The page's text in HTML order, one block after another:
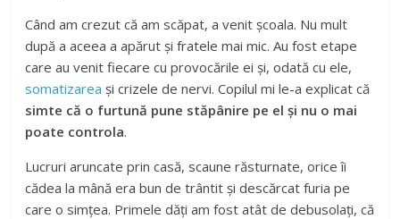
Când am crezut că am scăpat, a venit școala. Nu mult
după a aceea a apărut și fratele mai mic. Au fost etape
care au venit fiecare cu provocările ei și, odată cu ele,
somatizarea și crizele de nervi. Copilul mi le-a explicat că
simte că o furtună pune stăpânire pe el și nu o mai
poate controla.
Lucruri aruncate prin casă, scaune răsturnate, orice îi
cădea la mână era bun de trântit și descărcat furia pe
care o simțea. Primele dăți am fost atât de debusolați, că